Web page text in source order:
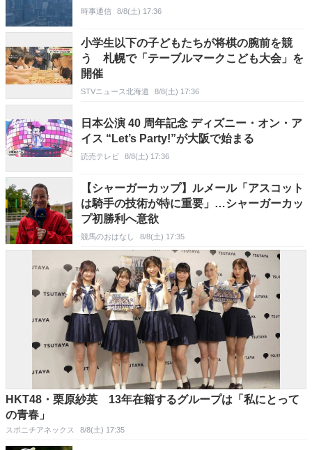
時事通信 8/8(土) 17:36
小学生以下の子どもたちが将棋の腕前を競
う 札幌で「テーブルマークこども大会」を
開催
STVニュース北海道 8/8(土) 17:36
日本公演 40 周年記念 ディズニー・オン・ア
イス “Let’s Party!”が大阪で始まる
読売テレビ 8/8(土) 17:36
【シャーガーカップ】ルメール「アスコット
は騎手の技術が特に重要」…シャーガーカッ
プ初勝利へ意欲
競馬のおはなし 8/8(土) 17:35
HKT48・栗原紗英 13年在籍するグループは「私にとって
の青春」
スポニチアネックス 8/8(土) 17:35